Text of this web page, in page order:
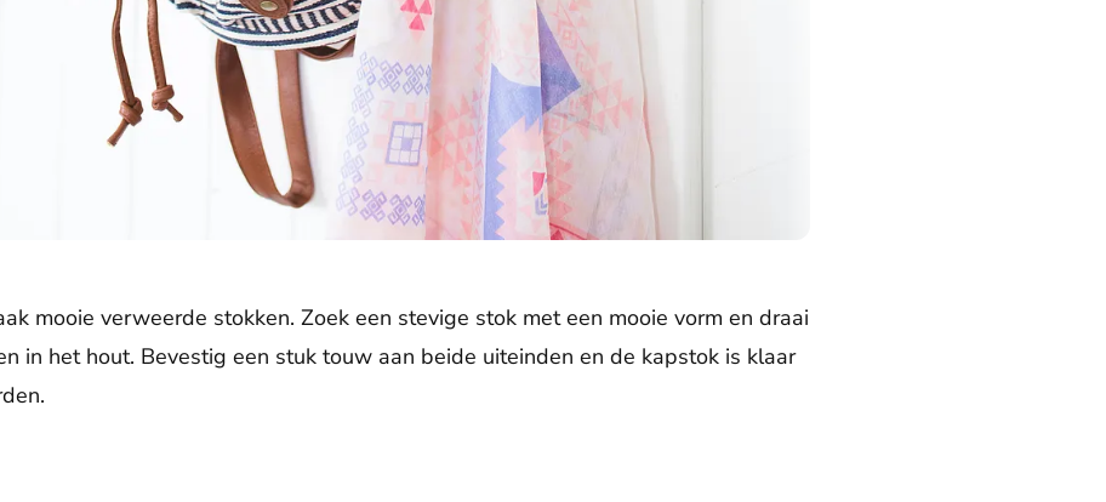
mooie verweerde stokken. Zoek een stevige stok met een mooie vorm en draai
in het hout. Bevestig een stuk touw aan beide uiteinden en de kapstok is klaar